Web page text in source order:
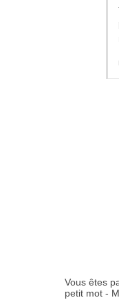
Vous êtes
petit mot -